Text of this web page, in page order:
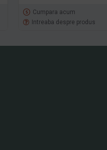
Cumpara acum
Intreaba despre produs